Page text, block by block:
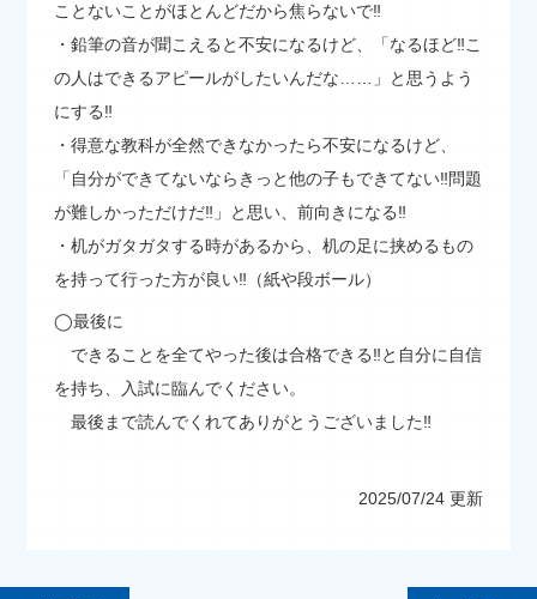
ことないことがほとんどだから焦らないで‼
・鉛筆の音が聞こえると不安になるけど、「なるほど‼こ
の人はできるアピールがしたいんだな……」と思うよう
にする‼
・得意な教科が全然できなかったら不安になるけど、
「自分ができてないならきっと他の子もできてない‼問題
が難しかっただけだ‼」と思い、前向きになる‼
・机がガタガタする時があるから、机の足に挟めるもの
を持って行った方が良い‼（紙や段ボール）
◯最後に
できることを全てやった後は合格できる‼と自分に自信
を持ち、入試に臨んでください。
最後まで読んでくれてありがとうございました‼
2025/07/24 更新